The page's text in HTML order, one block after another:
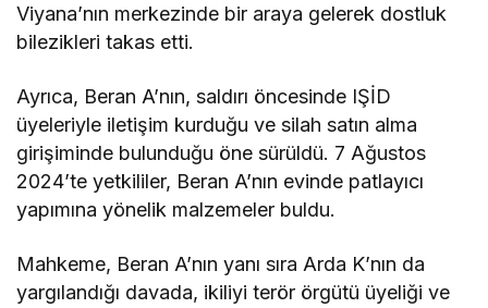
Viyana’nın merkezinde bir araya gelerek dostluk
bilezikleri takas etti.
Ayrıca, Beran A’nın, saldırı öncesinde IŞİD
üyeleriyle iletişim kurduğu ve silah satın alma
girişiminde bulunduğu öne sürüldü. 7 Ağustos
2024’te yetkililer, Beran A’nın evinde patlayıcı
yapımına yönelik malzemeler buldu.
Mahkeme, Beran A’nın yanı sıra Arda K’nın da
yargılandığı davada, ikiliyi terör örgütü üyeliği ve